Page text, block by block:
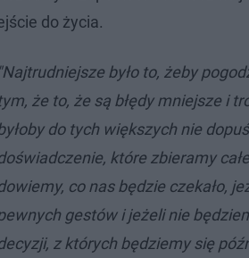
do życia.
"Najtrudniejsze było to, żeby
że to, że są błędy mniejsze i
do tych większych nie
które zbieramy
co nas będzie czekało,
gestów i jeżeli nie
z których będziemy się